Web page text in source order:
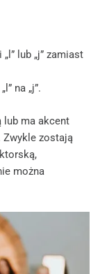
lub „j” zamiast
na „j”.
lub ma akcent
Zwykle zostają
można